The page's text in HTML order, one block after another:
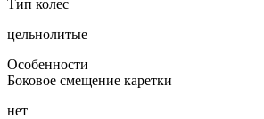
Тип колес
цельнолитые
Особенности
Боковое смещение каретки
нет